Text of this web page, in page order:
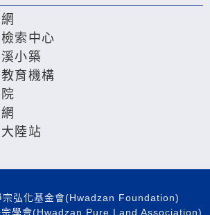
索中心
小築
育機構
陸站
宗弘化基金會(Hwadzan Foundation)
宗學會(Hwadzan Pure Land Association)